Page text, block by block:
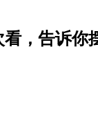
，告诉你